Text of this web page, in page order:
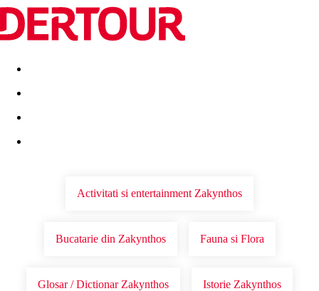
Destinatii Vacanta perfecta OFERTE DE NERATAT
Activitati si entertainment Zakynthos
Bucatarie din Zakynthos Fauna si Flora
Glosar / Dictionar Zakynthos Istorie Zakynthos